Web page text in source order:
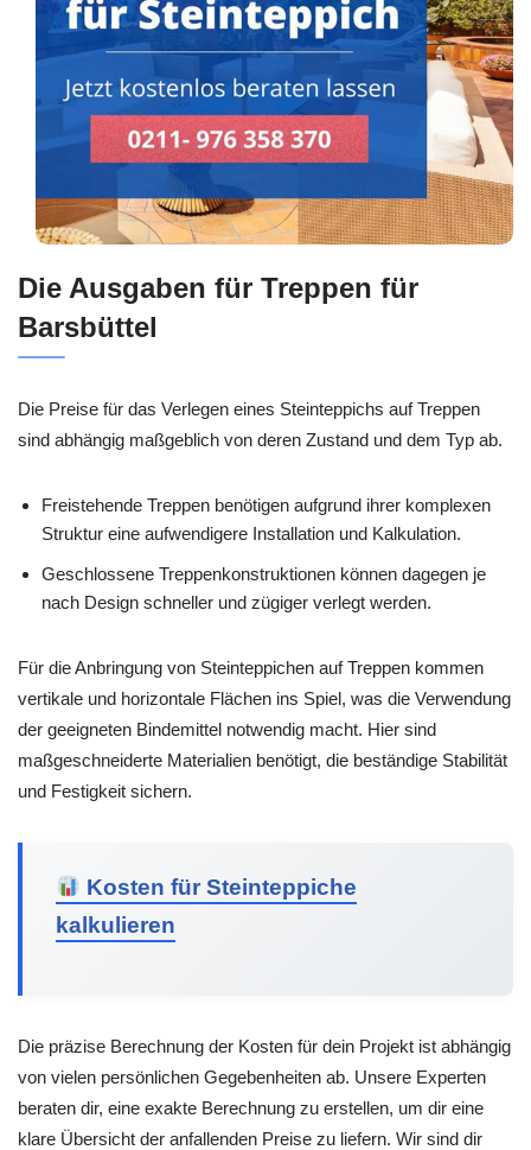
Die Ausgaben für Treppen für
Barsbüttel
Die Preise für das Verlegen eines Steinteppichs auf Treppen
sind abhängig maßgeblich von deren Zustand und dem Typ ab.
Freistehende Treppen benötigen aufgrund ihrer komplexen
Struktur eine aufwendigere Installation und Kalkulation.
Geschlossene Treppenkonstruktionen können dagegen je
nach Design schneller und zügiger verlegt werden.
Für die Anbringung von Steinteppichen auf Treppen kommen
vertikale und horizontale Flächen ins Spiel, was die Verwendung
der geeigneten Bindemittel notwendig macht. Hier sind
maßgeschneiderte Materialien benötigt, die beständige Stabilität
und Festigkeit sichern.
Kosten für Steinteppiche
kalkulieren
Die präzise Berechnung der Kosten für dein Projekt ist abhängig
von vielen persönlichen Gegebenheiten ab. Unsere Experten
beraten dir, eine exakte Berechnung zu erstellen, um dir eine
klare Übersicht der anfallenden Preise zu liefern. Wir sind dir